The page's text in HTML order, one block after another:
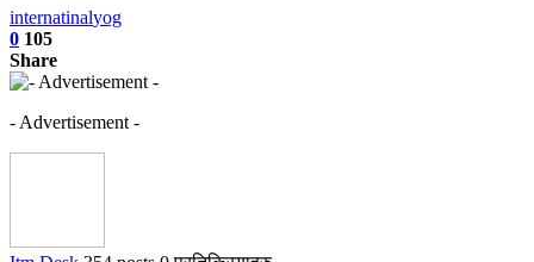
internatinalyog
0 105
Share
- Advertisement -